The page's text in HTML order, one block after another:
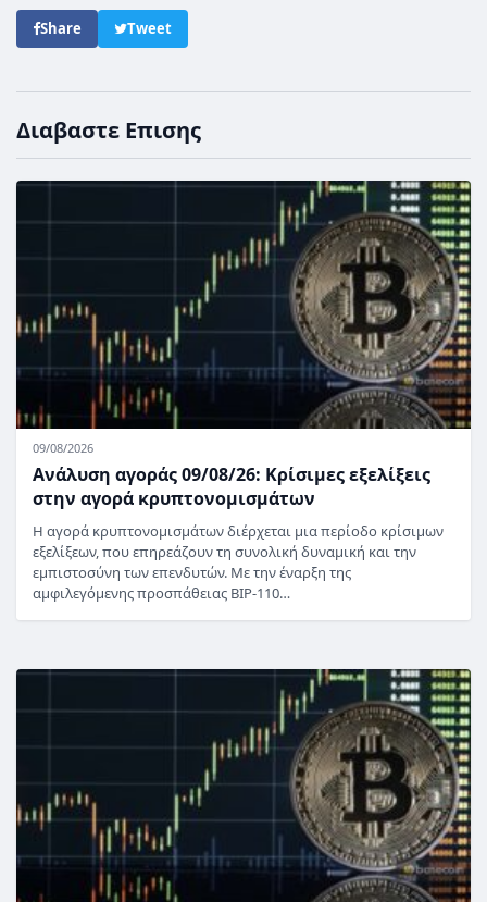
Share Tweet
Διαβαστε Επισης
09/08/2026
Ανάλυση αγοράς 09/08/26: Κρίσιμες εξελίξεις
στην αγορά κρυπτονομισμάτων
Η αγορά κρυπτονομισμάτων διέρχεται μια περίοδο κρίσιμων
εξελίξεων, που επηρεάζουν τη συνολική δυναμική και την
εμπιστοσύνη των επενδυτών. Με την έναρξη της
αμφιλεγόμενης προσπάθειας BIP-110…